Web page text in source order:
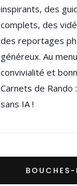
inspirants, des
complets, des
des reportages
généreux. Au
convivialité et
Carnets de Rando
sans IA !